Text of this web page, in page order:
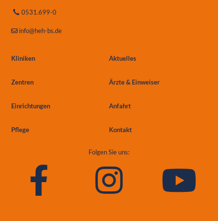
0531.699-0
info@heh-bs.de
Kliniken Aktuelles
Zentren Ärzte & Einweiser
Einrichtungen Anfahrt
Pflege Kontakt
Folgen Sie uns: